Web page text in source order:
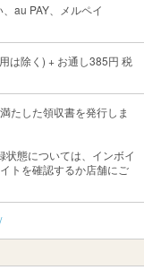
au PAY、メルペイ
は除く) + お通し385円 税
たした領収書を発行しま
態については、インボイ
トを確認するか店舗にご